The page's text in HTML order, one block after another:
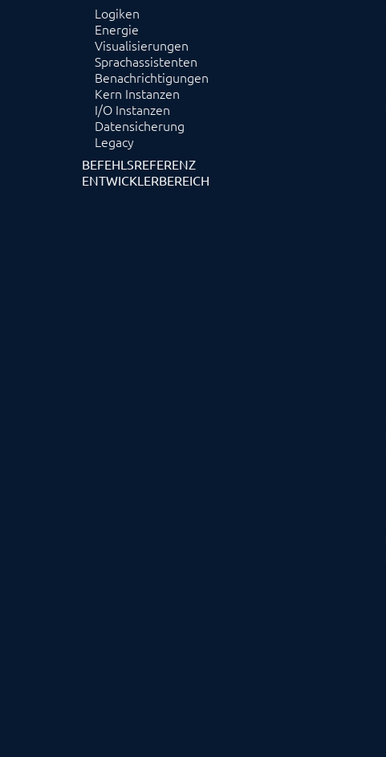
Logiken
Energie
Visualisierungen
Sprachassistenten
Benachrichtigungen
Kern Instanzen
I/O Instanzen
Datensicherung
Legacy
BEFEHLSREFERENZ
ENTWICKLERBEREICH